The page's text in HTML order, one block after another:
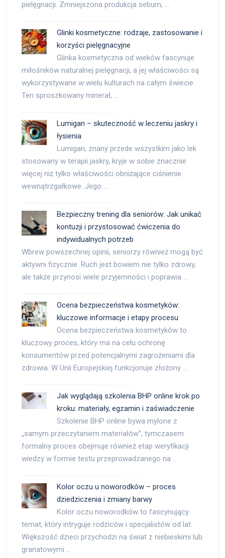
pielęgnacji. Zmniejszona produkcja sebum, …
Glinki kosmetyczne: rodzaje, zastosowanie i
korzyści pielęgnacyjne
Glinka kosmetyczna od wieków fascynuje
miłośników naturalnej pielęgnacji, a jej właściwości są
wykorzystywane w wielu kulturach na całym świecie.
Ten sproszkowany minerał, …
Lumigan – skuteczność w leczeniu jaskry i
łysienia
Lumigan, znany przede wszystkim jako lek
stosowany w terapii jaskry, kryje w sobie znacznie
więcej niż tylko właściwości obniżające ciśnienie
wewnątrzgałkowe. Jego …
Bezpieczny trening dla seniorów: Jak unikać
kontuzji i przystosować ćwiczenia do
indywidualnych potrzeb
Wbrew powszechnej opinii, seniorzy również mogą być
aktywni fizycznie. Ruch jest bowiem nie tylko zdrowy,
ale także przynosi wiele przyjemności i poprawia …
Ocena bezpieczeństwa kosmetyków:
kluczowe informacje i etapy procesu
Ocena bezpieczeństwa kosmetyków to
kluczowy proces, który ma na celu ochronę
konsumentów przed potencjalnymi zagrożeniami dla
zdrowia. W Unii Europejskiej funkcjonuje złożony …
Jak wyglądają szkolenia BHP online krok po
kroku: materiały, egzamin i zaświadczenie
Szkolenie BHP online bywa mylone z
„samym przeczytaniem materiałów”, tymczasem
formalny proces obejmuje również etap weryfikacji
wiedzy w formie testu przeprowadzanego na …
Kolor oczu u noworodków – proces
dziedziczenia i zmiany barwy
Kolor oczu noworodków to fascynujący
temat, który intryguje rodziców i specjalistów od lat.
Większość dzieci przychodzi na świat z niebieskimi lub
granatowymi …